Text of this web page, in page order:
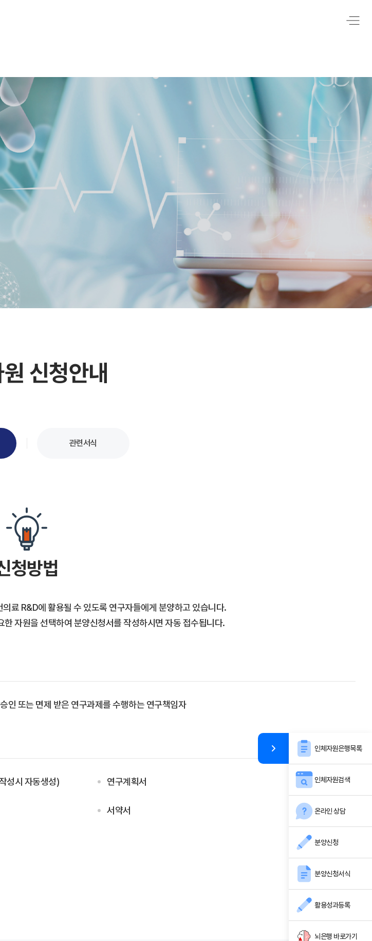
신청안내
관련서식
청방법
료 R&D에 활용될 수 있도록 연구자들에게 분양하고 있습니다.
자원을 선택하여 분양신청서를 작성하시면 자동 접수됩니다.
인 또는 면제 받은 연구과제를 수행하는 연구책임자
성시 자동생성) 연구계획서
서약서
인체자원은행목록
인체자원검색
온라인 상담
분양신청
분양신청서식
활용성과등록
뇌은행 바로가기